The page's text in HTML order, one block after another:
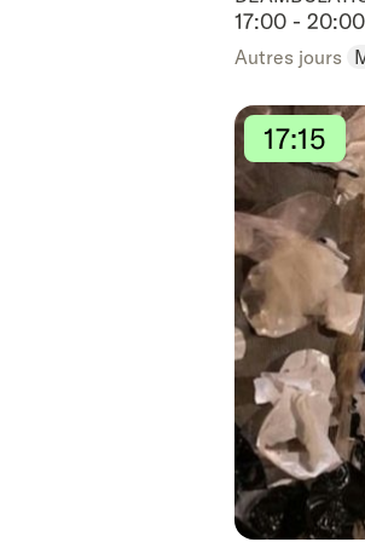
17:00 - 20:00
Autres jours
17:15